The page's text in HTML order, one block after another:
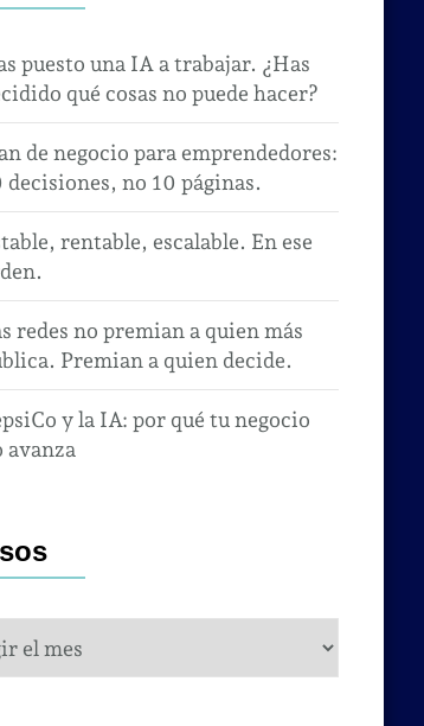
puesto una IA a trabajar. ¿Has
qué cosas no puede hacer?
de negocio para emprendedores:
decisiones, no 10 páginas.
rentable, escalable. En ese
redes no premian a quien más
Premian a quien decide.
y la IA: por qué tu negocio
avanza